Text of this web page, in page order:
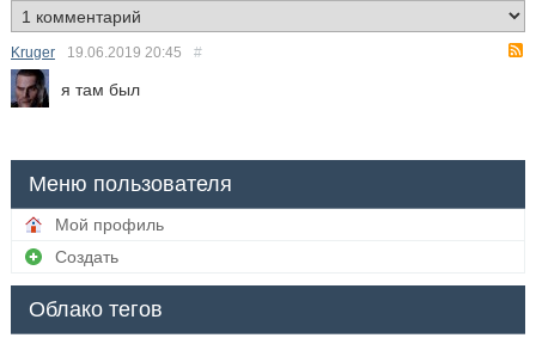
Kruger 19.06.2019 20:45 #
я там был
Меню пользователя
Мой профиль
Создать
Облако тегов